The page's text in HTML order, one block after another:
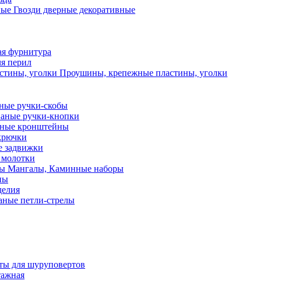
Гвозди дверные декоративные
фурнитура
перил
Проушины, крепежные пластины, уголки
ручки-скобы
ручки-кнопки
кронштейны
задвижки
Мангалы, Каминные наборы
петли-стрелы
для шуруповертов